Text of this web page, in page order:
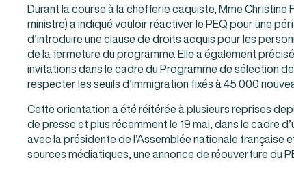
Durant la course à la chefferie caquiste, Mme Christine
ministre) a indiqué vouloir réactiver le PEQ pour une
d’introduire une clause de droits acquis pour les
de la fermeture du programme. Elle a également
invitations dans le cadre du Programme de sélection
respecter les seuils d’immigration fixés à 45 000
Cette orientation a été réitérée à plusieurs reprises
de presse et plus récemment le 19 mai, dans le cadre
avec la présidente de l’Assemblée nationale française
sources médiatiques, une annonce de réouverture du